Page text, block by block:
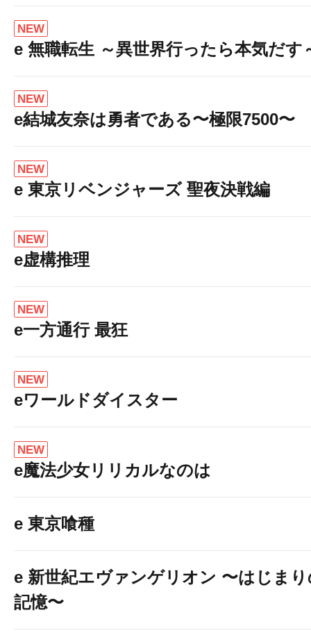
NEW
e 無職転生 ～異世界行ったら本気だす
NEW
e結城友奈は勇者である〜極限7500〜
NEW
e 東京リベンジャーズ 聖夜決戦編
NEW
e虚構推理
NEW
e一方通行 最狂
NEW
eワールドダイスター
NEW
e魔法少女リリカルなのは
e 東京喰種
e 新世紀エヴァンゲリオン 〜はじま
記憶〜